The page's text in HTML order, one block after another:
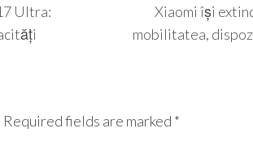
Ultra:
Xiaomi își
mobilitatea,
Required fields are marked *